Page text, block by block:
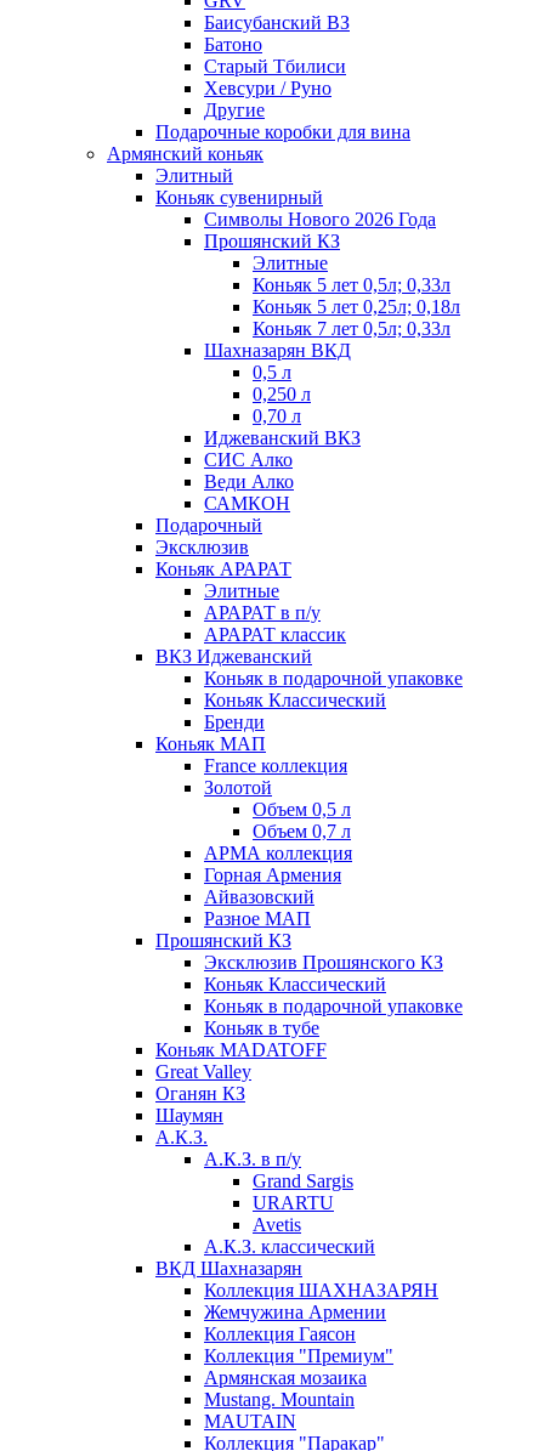
Баисубанский ВЗ
Батоно
Старый Тбилиси
Хевсури / Руно
Другие
Подарочные коробки для вина
Армянский коньяк
Элитный
Коньяк сувенирный
Символы Нового 2026 Года
Прошянский КЗ
Элитные
Коньяк 5 лет 0,5л; 0,33л
Коньяк 5 лет 0,25л; 0,18л
Коньяк 7 лет 0,5л; 0,33л
Шахназарян ВКД
0,5 л
0,250 л
0,70 л
Иджеванский ВКЗ
СИС Алко
Веди Алко
САМКОН
Подарочный
Эксклюзив
Коньяк АРАРАТ
Элитные
АРАРАТ в п/у
АРАРАТ классик
ВКЗ Иджеванский
Коньяк в подарочной упаковке
Коньяк Классический
Бренди
Коньяк МАП
France коллекция
Золотой
Объем 0,5 л
Объем 0,7 л
АРМА коллекция
Горная Армения
Айвазовский
Разное МАП
Прошянский КЗ
Эксклюзив Прошянского КЗ
Коньяк Классический
Коньяк в подарочной упаковке
Коньяк в тубе
Коньяк MADATOFF
Great Valley
Оганян КЗ
Шаумян
А.К.З.
А.К.З. в п/у
Grand Sargis
URARTU
Avetis
А.К.З. классический
ВКД Шахназарян
Коллекция ШАХНАЗАРЯН
Жемчужина Армении
Коллекция Гаясон
Коллекция "Премиум"
Армянская мозаика
Mustang. Mountain
MAUTAIN
Коллекция "Паракар"